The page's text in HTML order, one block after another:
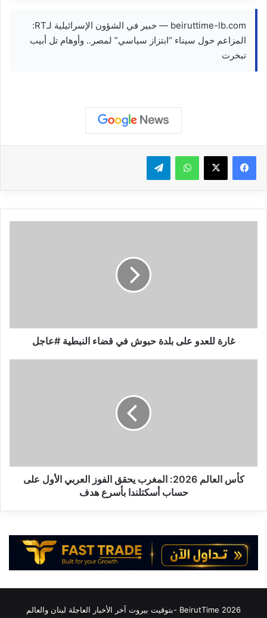
beiruttime-lb.com — خبير في الشؤون الإسرائيلية لـRT:
المزاعم حول سيناء “ابتزاز سياسي” لمصر.. وأوهام تل أبيب
تبخرت
واتساب تيلقرام
#عاجل
غارة للعدو على بلدة حبوش في قضاء النبطية #عاجل
على
حساب
كأس العالم 2026: المغرب يحقق الفوز العربي الأول على
حساب أسكتلندا بأسرع هدف
2026 BeirutTime -بتوقيت بيروت آخر الأخبار العاجلة لبنان والعالم